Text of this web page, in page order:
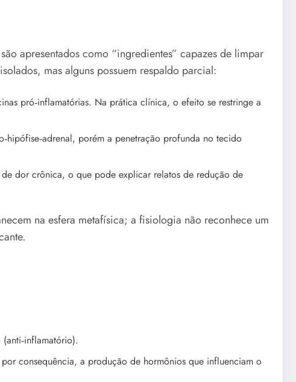
apresentados como “ingredientes” capazes de limpar
mas alguns possuem respaldo parcial:
pró‑inflamatórias. Na prática clínica, o efeito se restringe a
porém a penetração profunda no tecido
dor crônica, o que pode explicar relatos de redução de
na esfera metafísica; a fisiologia não reconhece um
consequência, a produção de hormônios que influenciam o